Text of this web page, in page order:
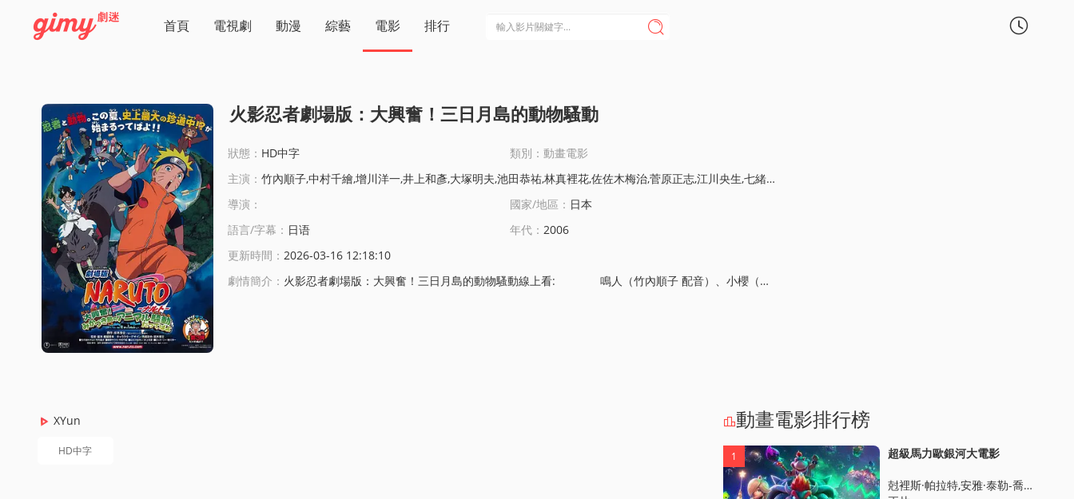
首頁 電視劇 動漫 綜藝 電影 排行  
火影忍者劇場版：大興奮！三日月島的動物騷動
狀態： HD中字
類別：動畫電影
主演： 竹內順子,中村千繪,增川洋一,井上和彥,大塚明夫,池田恭祐,林真裡花,佐佐木梅治,菅原正志,江川央生,七緒春日,濱田賢二,宗矢樹賴,加藤將之,松本大,鈴木圭悟,西村知道,濱口平吾,濱口京子,松本康太,西川晃啓,柳澤榮治,船木真人,木川繪理子,須部和佳奈,納穀六朗,勝生真沙子
導演：
國家/地區： 日本
語言/字幕： 日语 年代： 2006
更新時間： 2026-03-16 12:18:10
劇情簡介： 火影忍者劇場版：大興奮！三日月島的動物騷動線上看: 鳴人（竹內順子 配音）、小櫻（中村千繪 配音）、卡卡西（井上和彥 配音）和小李（増川洋一 配音）四人接到新的任務，他們要護送月之國王子月滿廻國。月之國位於三日月島，該國超級富有，他們的王子月滿...
XYun
HD中字
動畫電影排行榜
1 超級馬力歐銀河大電影
尅裡斯·帕拉特,安雅·泰勒-喬伊,查理·戴,傑尅·佈萊尅,佈麗·拉爾森,唐納德·格洛弗,本·薩弗迪,科甘-邁尅爾·凱,凱文·邁尅爾·理查德森,路易斯·古玆曼,伊薩·雷,格倫·鮑威爾,蘿珊娜·奧德嘉